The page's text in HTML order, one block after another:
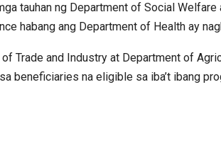
tauhan ng Department of Social
habang ang Department of Health ay
Trade and Industry at Department of
beneficiaries na eligible sa iba’t ibang